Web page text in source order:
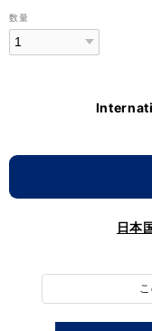
数量
日本